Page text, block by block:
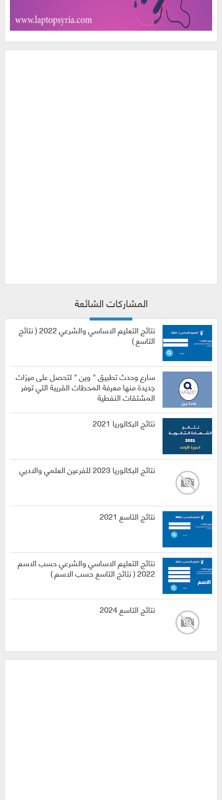
المشاركات الشائعة
نتائج التعليم الاساسي والشرعي 2022 ( نتائج
التاسع )
سارع وحدث تطبيق " وين " لتحصل على ميزات
جديدة منها معرفة المحطات القريبة التي توفر
المشتقات النفطية
نتائج البكالوريا 2021
نتائج البكالوريا 2023 للفرعين العلمي والادبي
نتائج التاسع 2021
نتائج التعليم الاساسي والشرعي حسب الاسم
2022 ( نتائج التاسع حسب الاسم )
نتائج التاسع 2024